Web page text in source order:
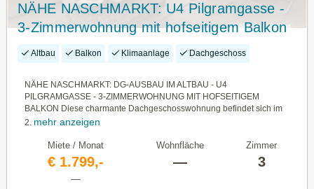
NÄHE NASCHMARKT: U4 Pilgramgasse -
3-Zimmerwohnung mit hofseitigem Balkon
Altbau Balkon Klimaanlage Dachgeschoss
NÄHE NASCHMARKT: DG-AUSBAU IM ALTBAU - U4
PILGRAMGASSE - 3-ZIMMERWOHNUNG MIT HOFSEITIGEM
BALKON Diese charmante Dachgeschosswohnung befindet sich im
2. mehr anzeigen
Miete / Monat
€ 1.799,-
—
Wohnfläche
—
Zimmer
3